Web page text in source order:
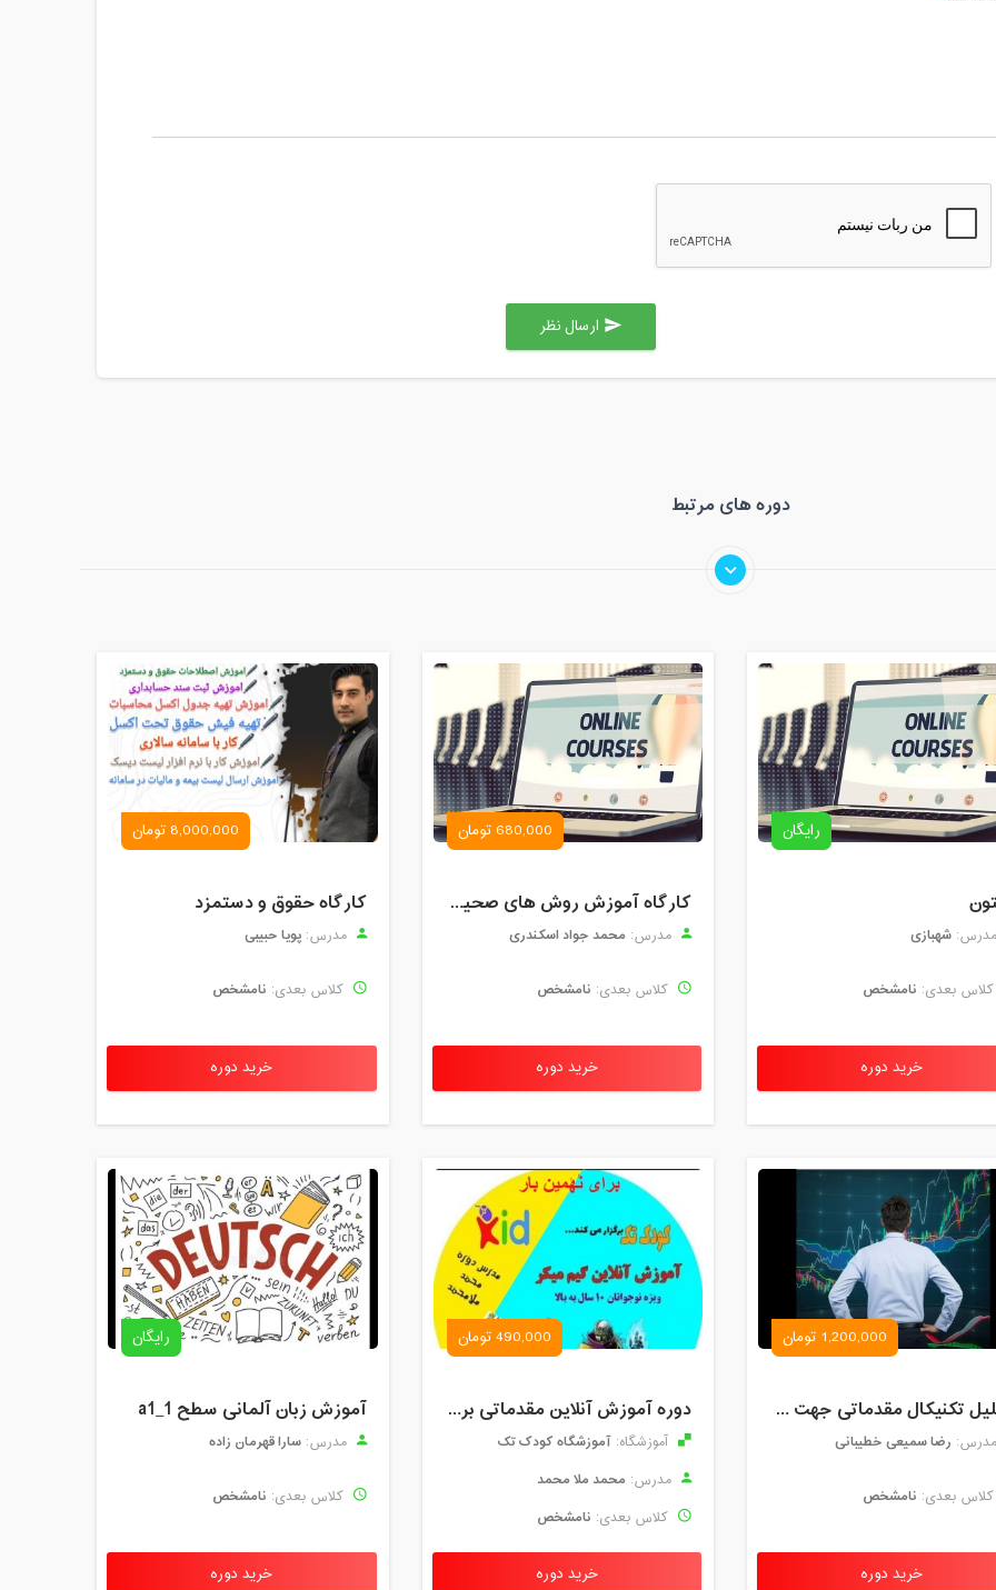
send
دوره های مرتبط
رایگان
مدرس: شهبازی
کلاس بعدی: نامشخص
خرید دوره
680,000 تومان
کارگاه آموزش روش های صحیح درس خواندن همراه با یادگیری بدون فراموشی
مدرس: محمد جواد اسکندری
کلاس بعدی: نامشخص
خرید دوره
8,000,000 تومان
کارگاه حقوق و دستمزد
مدرس: پویا حبیبی
کلاس بعدی: نامشخص
خرید دوره
1,200,000 تومان
تحلیل تکنیکال مقدماتی جهت ورود به بازار های مالی (رمز ارز و فارکس )
مدرس: رضا سمیعی خطیبانی
کلاس بعدی: نامشخص
خرید دوره
490,000 تومان
دوره آموزش آنلاین مقدماتی برنامه نویسی گیم میکر کودک و نوجوان (برای نهمین بار) کودک تک
آموزشگاه: آموزشگاه کودک تک
مدرس: محمد ملا محمد
کلاس بعدی: نامشخص
خرید دوره
رایگان
آموزش زبان آلمانی سطح a1_1
مدرس: سارا قهرمان زاده
کلاس بعدی: نامشخص
خرید دوره